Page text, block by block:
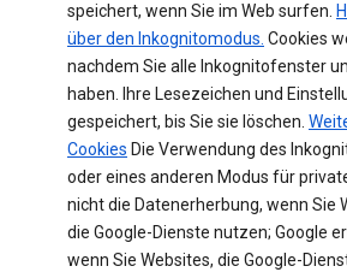
speichert, wenn Sie im Web surfen.
über den Inkognitomodus. Cookies
nachdem Sie alle Inkognitofenster
haben. Ihre Lesezeichen und
gespeichert, bis Sie sie löschen.
Cookies Die Verwendung des
oder eines anderen Modus für
nicht die Datenerherbung, wenn Sie
die Google-Dienste nutzen; Google
wenn Sie Websites, die Google-